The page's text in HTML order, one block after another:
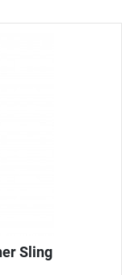
Sling